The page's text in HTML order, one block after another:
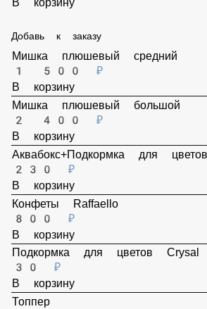
Пленка прозрачная
В корзину
Лента атласная
60 ₽
В корзину
Добавь к заказу
Мишка плюшевый средний
1 500 ₽
В корзину
Мишка плюшевый большой
2 400 ₽
В корзину
Аквабокс+Подкормка для цветов Crysal